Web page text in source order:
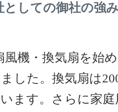
としての御社の強
風機・換気扇を始
した。換気扇は
ます。さらに家